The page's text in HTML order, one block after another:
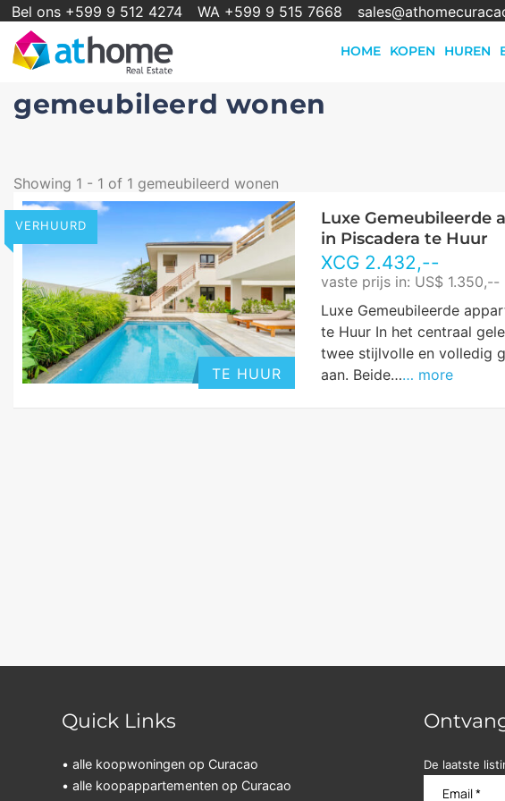
Bel ons +599 9 512 4274 WA +599 9 515 7668
HOME KOPEN HUREN
gemeubileerd wonen
Showing 1 - 1 of 1 gemeubileerd wonen
VERHUURD
TE HUUR
Luxe Gemeubileerde
in Piscadera te Huur
XCG 2.432,--
vaste prijs in: US$ 1.350,--
Luxe Gemeubileerde
te Huur In het centraal
twee stijlvolle en volledig
aan. Beide…… more
Quick Links
• alle koopwoningen op Curacao
• alle koopappartementen op Curacao
De laatste